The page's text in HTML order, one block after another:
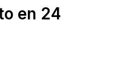
en 24